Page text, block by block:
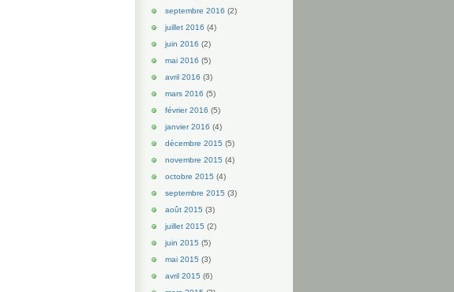
septembre 2016 (2)
juillet 2016 (4)
juin 2016 (2)
mai 2016 (5)
avril 2016 (3)
mars 2016 (5)
février 2016 (5)
janvier 2016 (4)
décembre 2015 (5)
novembre 2015 (4)
octobre 2015 (4)
septembre 2015 (3)
août 2015 (3)
juillet 2015 (2)
juin 2015 (5)
mai 2015 (3)
avril 2015 (6)